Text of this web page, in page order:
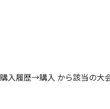
履歴→購入 から該当の大